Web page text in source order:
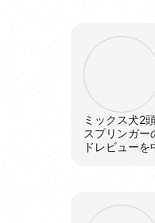
ミックス犬2
スプリンガ
ドレビューを